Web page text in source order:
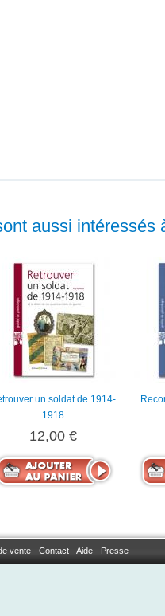
aussi intéressés
un soldat de 1914-
1918
12,00 €
vente -Contact -Aide - Presse